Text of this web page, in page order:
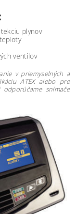
plynov
ventilov
v priemyselných a
ATEX alebo pre
snímače